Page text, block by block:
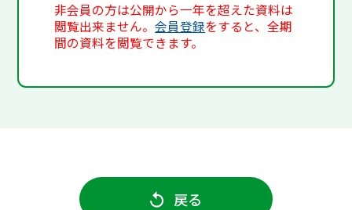
非会員の方は公開から一年を超えた資料は
閲覧出来ません。会員登録をすると、全期
間の資料を閲覧できます。
戻る